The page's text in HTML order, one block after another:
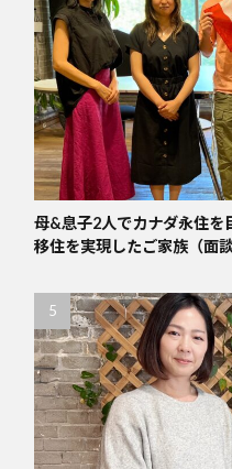
母&息子2人でカナダ永住を
移住を実現したご家族（面談